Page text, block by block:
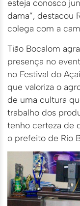
esteja conosco
dama”, destacou
colega com a
Tião Bocalom
presença no
no Festival do
que valoriza o
de uma cultura
trabalho dos
tenho certeza de
o prefeito de Rio